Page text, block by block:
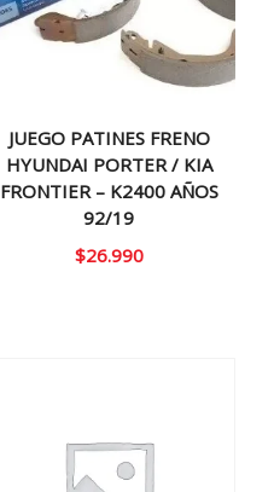
JUEGO PATINES FRENO
HYUNDAI PORTER / KIA
FRONTIER – K2400 AÑOS
92/19
$26.990